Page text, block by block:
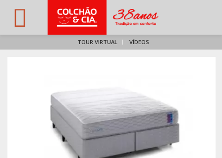
TOUR VIRTUAL VÍDEOS